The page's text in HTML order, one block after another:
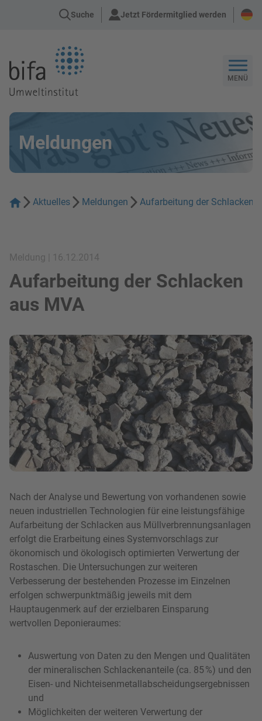
Suche Jetzt Fördermitglied werden
MENÜ
Meldungen
Aktuelles Meldungen Aufarbeitung der Schlacken
Meldung | 16.12.2014
Aufarbeitung der Schlacken
aus MVA
Bild in Lightbox zeigen
Nach der Analyse und Bewertung von vorhandenen sowie
neuen industriellen Technologien für eine leistungsfähige
Aufarbeitung der Schlacken aus Müllverbrennungsanlagen
erfolgt die Erarbeitung eines Systemvorschlags zur
ökonomisch und ökologisch optimierten Verwertung der
Rostaschen. Die Untersuchungen zur weiteren
Verbesserung der bestehenden Prozesse im Einzelnen
erfolgen schwerpunktmäßig jeweils mit dem
Hauptaugenmerk auf der erzielbaren Einsparung
wertvollen Deponieraumes:
Auswertung von Daten zu den Mengen und Qualitäten
der mineralischen Schlackenanteile (ca. 85 %) und den
Eisen- und Nichteisenmetallabscheidungsergebnissen
und
Möglichkeiten der weiteren Verwertung der